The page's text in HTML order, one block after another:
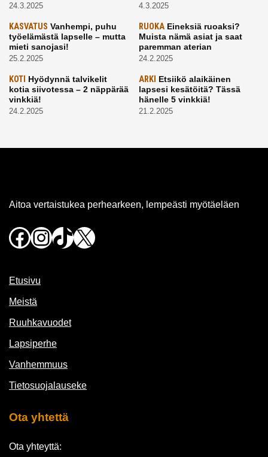
24.3.2025 4.3.2025
KASVATUS Vanhempi, puhu
työelämästä lapselle – mutta
mieti sanojasi!
25.2.2025
RUOKAEineksiä ruoaksi?
Muista nämä asiat ja saat
paremman aterian
24.2.2025
KOTI Hyödynnä talvikelit
kotia siivotessa – 2 näppärää
vinkkiä!
24.2.2025
ARKI Etsiikö alaikäinen
lapsesi kesätöitä? Tässä
hänelle 5 vinkkiä!
21.2.2025
Aitoa vertaistukea perhearkeen, lempeästi myötäeläen
Facebook
Instagram
TikTok
X
Etusivu
Meistä
Ruuhkavuodet
Lapsiperhe
Vanhemmuus
Tietosuojalauseke
Ota yhtettä
Ota yhteyttä: